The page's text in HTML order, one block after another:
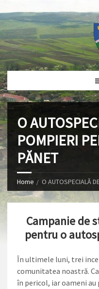
O
POMPIERI
PĂNET
Home O AUTOSPECIALĂ
Campanie de
pentru o
În ultimele luni, trei
comunitatea noastră.
în pericol, iar oameni au